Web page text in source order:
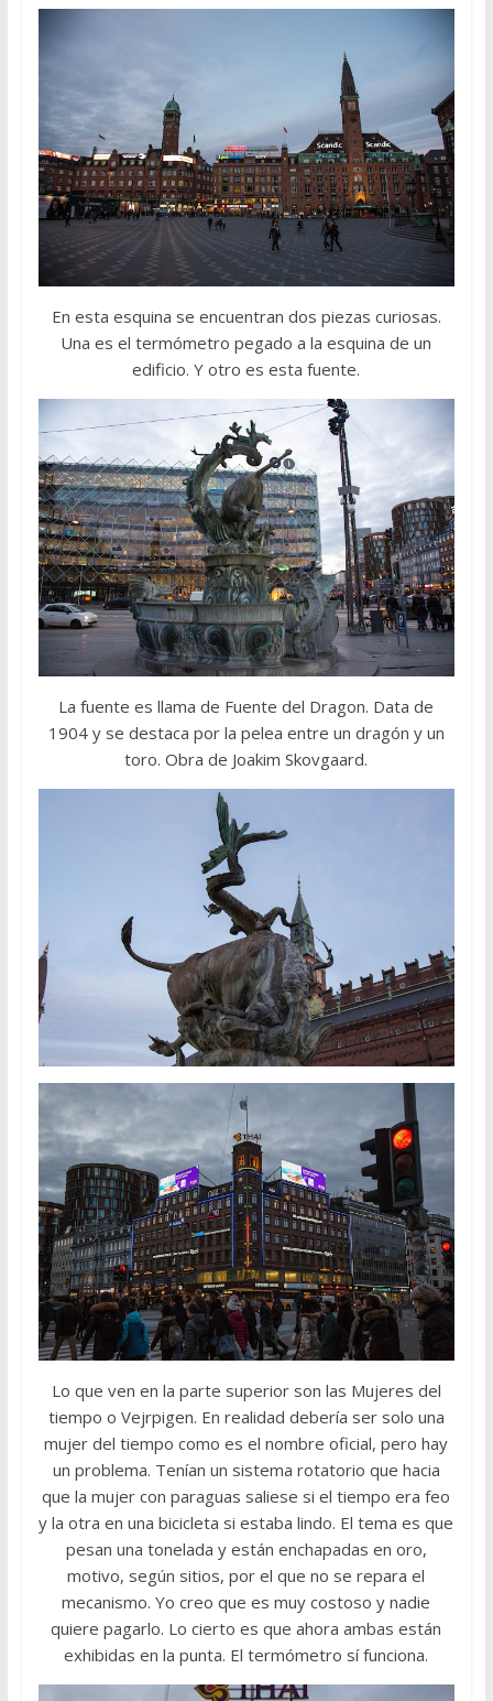
En esta esquina se encuentran dos piezas curiosas.
Una es el termómetro pegado a la esquina de un
edificio. Y otro es esta fuente.
La fuente es llama de Fuente del Dragon. Data de
1904 y se destaca por la pelea entre un dragón y un
toro. Obra de Joakim Skovgaard.
Lo que ven en la parte superior son las Mujeres del
tiempo o Vejrpigen. En realidad debería ser solo una
mujer del tiempo como es el nombre oficial, pero hay
un problema. Tenían un sistema rotatorio que hacia
que la mujer con paraguas saliese si el tiempo era feo
y la otra en una bicicleta si estaba lindo. El tema es que
pesan una tonelada y están enchapadas en oro,
motivo, según sitios, por el que no se repara el
mecanismo. Yo creo que es muy costoso y nadie
quiere pagarlo. Lo cierto es que ahora ambas están
exhibidas en la punta. El termómetro sí funciona.